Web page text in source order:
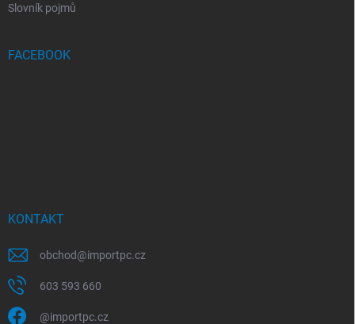
Slovník pojmů
FACEBOOK
KONTAKT
obchod@importpc.cz
603 593 660
@importpc.cz